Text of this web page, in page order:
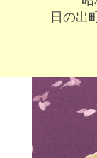
日の出